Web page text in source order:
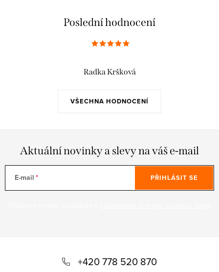
Poslední hodnocení
VŠECHNA HODNOCENÍ
Radka Kršková
Aktuální novinky a slevy na váš e-mail
E-mail PŘIHLÁSIT SE
+420 778 520 870